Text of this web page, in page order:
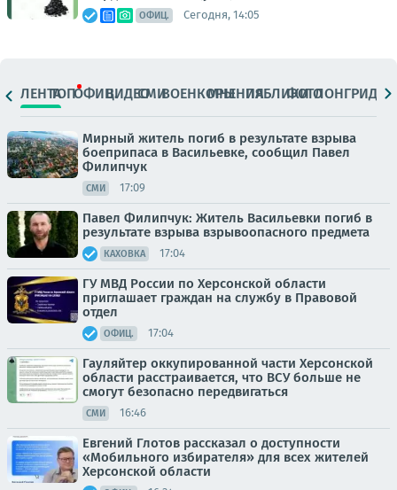
ОФИЦ. Сегодня, 14:05
ЛЕНТАТОПОФИЦ.ВИДЕОСМИВОЕНКОРЫМНЕНИЯПАБЛИКИ
ФОТОЛОНГРИДЫ
Мирный житель погиб в результате взрыва
боеприпаса в Васильевке, сообщил Павел
Филипчук
СМИ 17:09
Павел Филипчук: Житель Васильевки погиб в
результате взрыва взрывоопасного предмета
КАХОВКА 17:04
ГУ МВД России по Херсонской области
приглашает граждан на службу в Правовой
отдел
ОФИЦ. 17:04
Гауляйтер оккупированной части Херсонской
области расстраивается, что ВСУ больше не
смогут безопасно передвигаться
СМИ 16:46
Евгений Глотов рассказал о доступности
«Мобильного избирателя» для всех жителей
Херсонской области